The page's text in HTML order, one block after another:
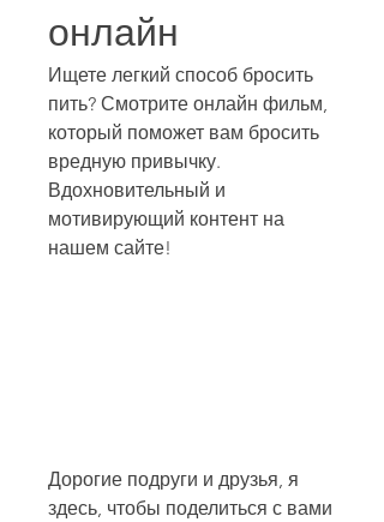
онлайн
Ищете легкий способ бросить
пить? Смотрите онлайн фильм,
который поможет вам бросить
вредную привычку.
Вдохновительный и
мотивирующий контент на
нашем сайте!
Дорогие подруги и друзья, я
здесь, чтобы поделиться с вами